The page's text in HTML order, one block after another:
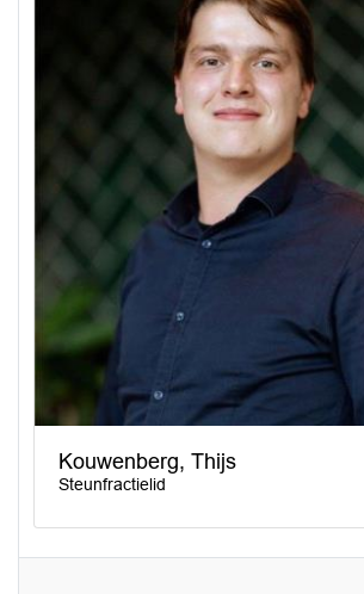
Kouwenberg, Thijs
Steunfractielid